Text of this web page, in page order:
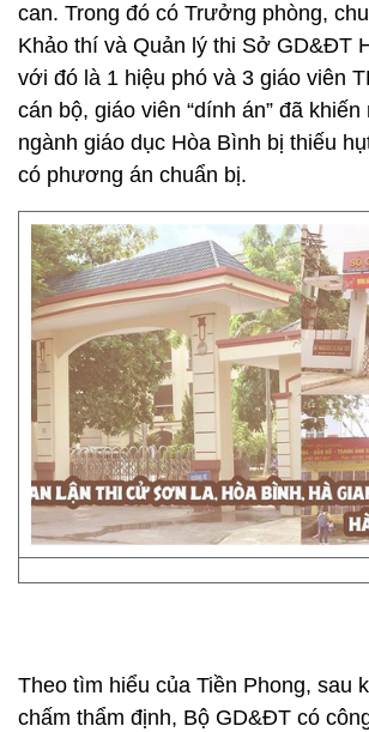
can. Trong đó có Trưởng phòng,
Khảo thí và Quản lý thi Sở GD&ĐT
với đó là 1 hiệu phó và 3 giáo viên
cán bộ, giáo viên “dính án” đã
ngành giáo dục Hòa Bình bị thiếu
có phương án chuẩn bị.
Theo tìm hiểu của Tiền Phong, sau
chấm thẩm định, Bộ GD&ĐT có